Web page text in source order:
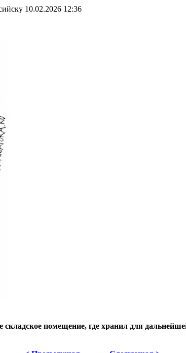
10.02.2026 12:36
помещение, где хранил для